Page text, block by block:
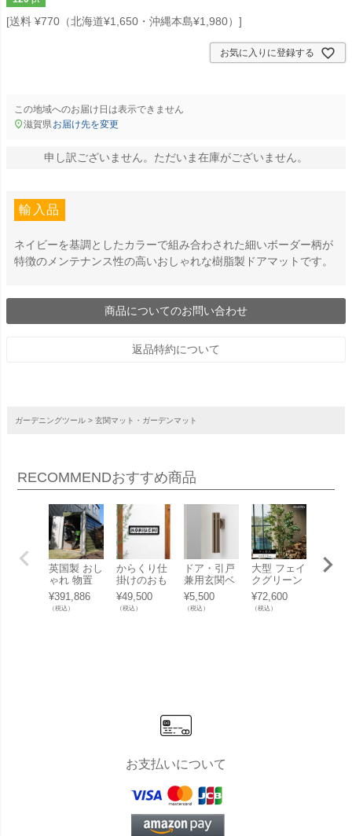
送料 ¥770（北海道¥1,650・沖縄本島¥1,980）
お気に入りに登録する
この地域へのお届け日は表示できません
滋賀県お届け先を変更
申し訳ございません。ただいま在庫がございません。
輸入品
ネイビーを基調としたカラーで組み合わされた細いボーダー柄が
特徴のメンテナンス性の高いおしゃれな樹脂製ドアマットです。
商品についてのお問い合わせ
返品特約について
ガーデニングツール 玄関マット・ガーデンマット
RECOMMENDおすすめ商品
英国製 おし
ゃれ 物置
「メタルシ
ェッド TM2
DD（ダブル
¥391,886
（税込）
からくり仕
掛けのおも
ちゃ箱みた
いな英字ロ
ゴ表札 「お
¥49,500
（税込）
ドア・引戸
兼用玄関ベ
ル 「Timbre
Door Chime
ドアチャイ
¥5,500
（税込）
大型 フェイ
クグリーン
「ファイカ
ス（フィカ
ス） 213cm
¥72,600
（税込）
「 ナ
お支払いについて